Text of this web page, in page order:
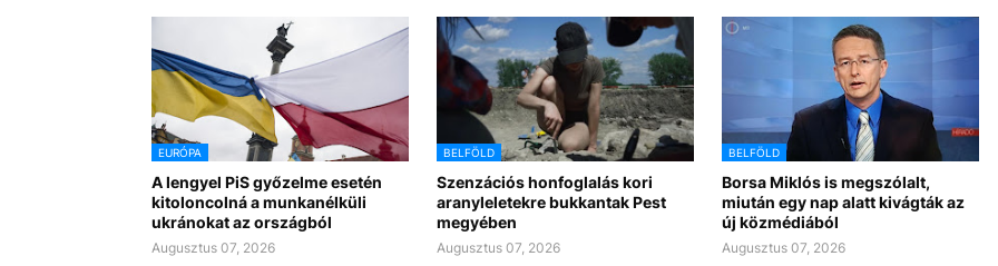
EURÓPA
A lengyel PiS győzelme esetén
kitoloncolná a munkanélküli
ukránokat az országból
Augusztus 07, 2026
BELFÖLD
Szenzációs honfoglalás kori
aranyleletekre bukkantak Pest
megyében
Augusztus 07, 2026
BELFÖLD
Borsa Miklós is megszólalt,
miután egy nap alatt kivágták az
új közmédiából
Augusztus 07, 2026